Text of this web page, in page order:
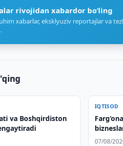
rivojidan xabardor bo‘ling
xabarlar, eksklyuziv reportajlar va
va Boshqirdiston
IQTISOD
07/08/